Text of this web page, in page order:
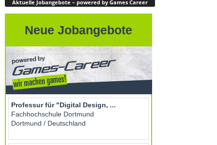
Aktuelle Jobangebote – powered by Games Career